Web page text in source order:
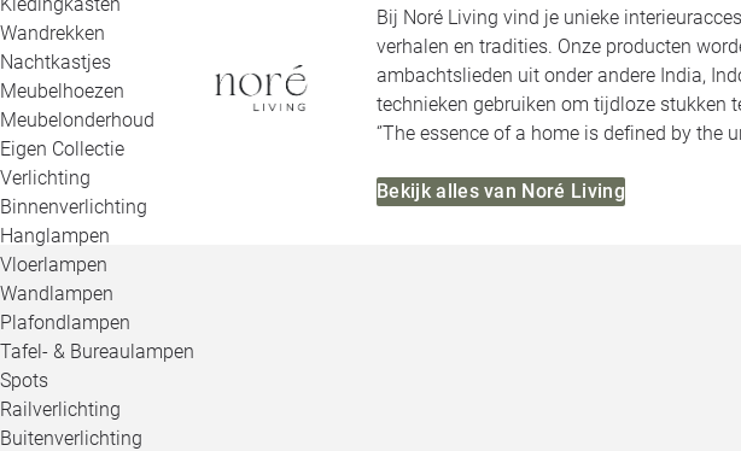
Wandrekken
Nachtkastjes
Meubelhoezen
Meubelonderhoud
Eigen Collectie
Verlichting
Binnenverlichting
Hanglampen
Vloerlampen
Wandlampen
Plafondlampen
Tafel- & Bureaulampen
Spots
Railverlichting
Buitenverlichting
Bij Noré Living vind je unieke
verhalen en tradities. Onze producten
ambachtslieden uit onder andere India,
technieken gebruiken om tijdloze stukken
‘’The essence of a home is defined by the
Bekijk alles van Noré Living